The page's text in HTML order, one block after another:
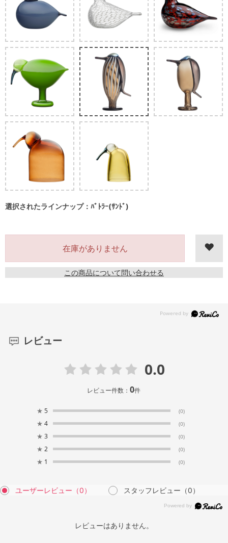
選択されたラインナップ：ﾊﾞﾄﾗｰ(ｻﾝﾄﾞ)
在庫がありません
この商品について問い合わせる
レビュー
0.0
レビュー件数：0件
★ 5 (0)
★ 4 (0)
★ 3 (0)
★ 2 (0)
★ 1 (0)
ユーザーレビュー （0） スタッフレビュー （0）
レビューはありません。